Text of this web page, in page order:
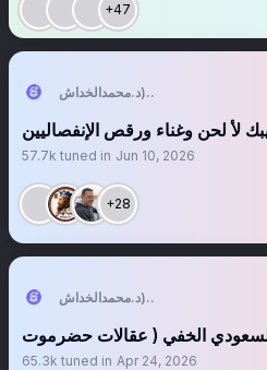
+47
57.7k tuned in Jun 10, 2026
+28
65.3k tuned in Apr 24, 2026